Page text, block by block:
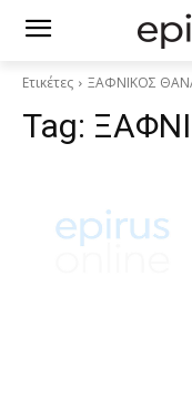
Ετικέτες ΞΑΦΝΙΚΟΣ
Tag: